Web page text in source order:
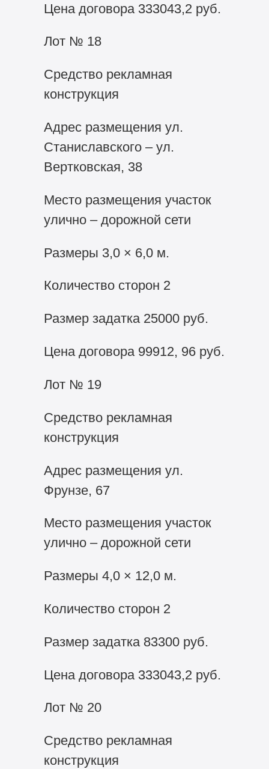
Цена договора 333043,2 руб.
Лот № 18
Средство рекламная
конструкция
Адрес размещения ул.
Станиславского – ул.
Вертковская, 38
Место размещения участок
улично – дорожной сети
Размеры 3,0 × 6,0 м.
Количество сторон 2
Размер задатка 25000 руб.
Цена договора 99912, 96 руб.
Лот № 19
Средство рекламная
конструкция
Адрес размещения ул.
Фрунзе, 67
Место размещения участок
улично – дорожной сети
Размеры 4,0 × 12,0 м.
Количество сторон 2
Размер задатка 83300 руб.
Цена договора 333043,2 руб.
Лот № 20
Средство рекламная
конструкция